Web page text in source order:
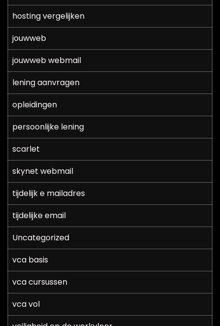
hosting vergelijken
jouwweb
jouwweb webmail
lening aanvragen
opleidingen
persoonlijke lening
scarlet
skynet webmail
tijdelijk e mailadres
tijdelijke email
Uncategorized
vca basis
vca cursussen
vca vol